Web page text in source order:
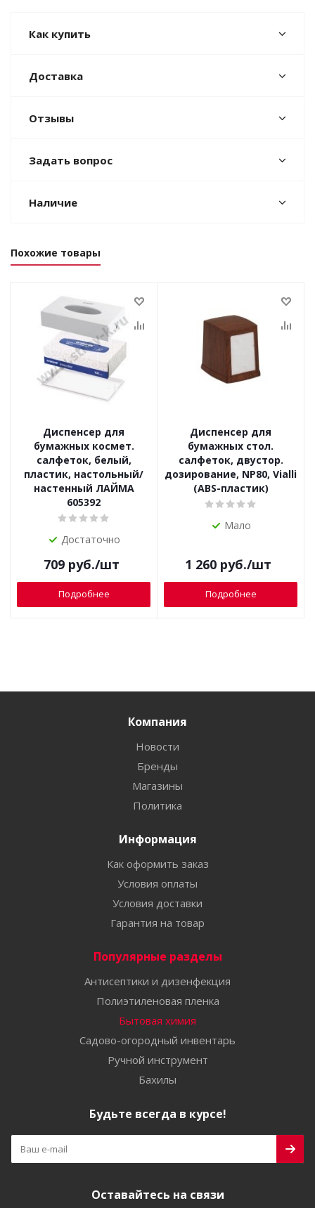
Как купить
Доставка
Отзывы
Задать вопрос
Наличие
Похожие товары
Диспенсер для
бумажных космет.
салфеток, белый,
пластик, настольный/
настенный ЛАЙМА
605392
Достаточно
709руб./шт
Подробнее
Диспенсер для
бумажных стол.
салфеток, двустор.
дозирование, NP80, Vialli
(ABS-пластик)
Мало
1 260 руб./шт
Подробнее
Компания
Новости
Бренды
Магазины
Политика
Информация
Как оформить заказ
Условия оплаты
Условия доставки
Гарантия на товар
Популярные разделы
Антисептики и дизенфекция
Полиэтиленовая пленка
Бытовая химия
Садово-огородный инвентарь
Ручной инструмент
Бахилы
Будьте всегда в курсе!
Оставайтесь на связи